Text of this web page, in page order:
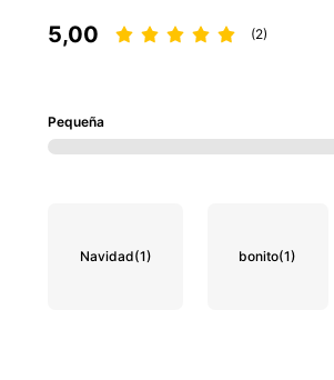
5,00 (2)
Pequeña
Navidad(1) bonito(1)